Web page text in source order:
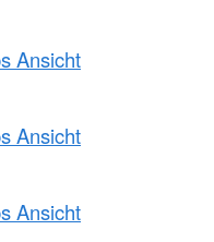
Ansicht
Ansicht
Ansicht